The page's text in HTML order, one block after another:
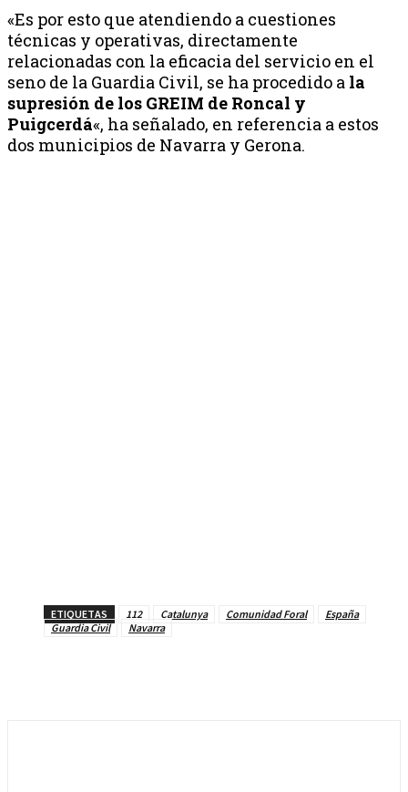
«Es por esto que atendiendo a cuestiones
técnicas y operativas, directamente
relacionadas con la eficacia del servicio en el
seno de la Guardia Civil, se ha procedido a la
supresión de los GREIM de Roncal y
Puigcerdá«, ha señalado, en referencia a estos
dos municipios de Navarra y Gerona.
ETIQUETAS 112 Catalunya Comunidad Foral
España
Guardia Civil
Navarra